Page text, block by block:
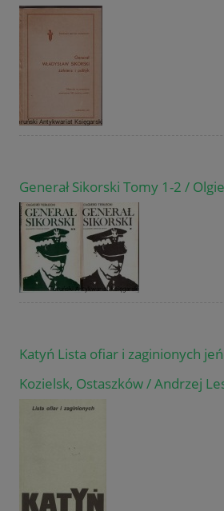
Generał Sikorski Tomy 1-2 /
Katyń Lista ofiar i zaginionych
Kozielsk, Ostaszków / Andrzej